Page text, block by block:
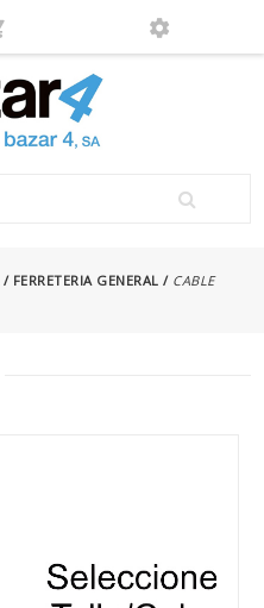
/ FERRETERIA GENERAL / CABLE